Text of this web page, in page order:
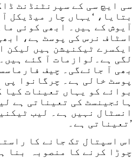
سی ایچ سی کے سپرنٹنڈنٹ
بتایا، ‘یہاں چار میڈیکل
آیوش کے ہیں۔ ابھی کوئی
اسٹاف نرس کی پوسٹ ہے،
ایکسرے ٹیکنیشن ہیں لیکن
لگی ہے۔لوازمات آ گئے
بھی آ جائےگی۔ چیف
پوسٹ خالی ہے۔ چرگانوا پی
بوائے کو یہاں تعینات کیا
ہائجینسٹ کی تعیناتی ہے
انسٹال نہیں ہے۔ لیب
تعیناتی ہے۔’
اس اسپتال تک جانے کا
چوڑا کرنے کا منصوبہ بنا